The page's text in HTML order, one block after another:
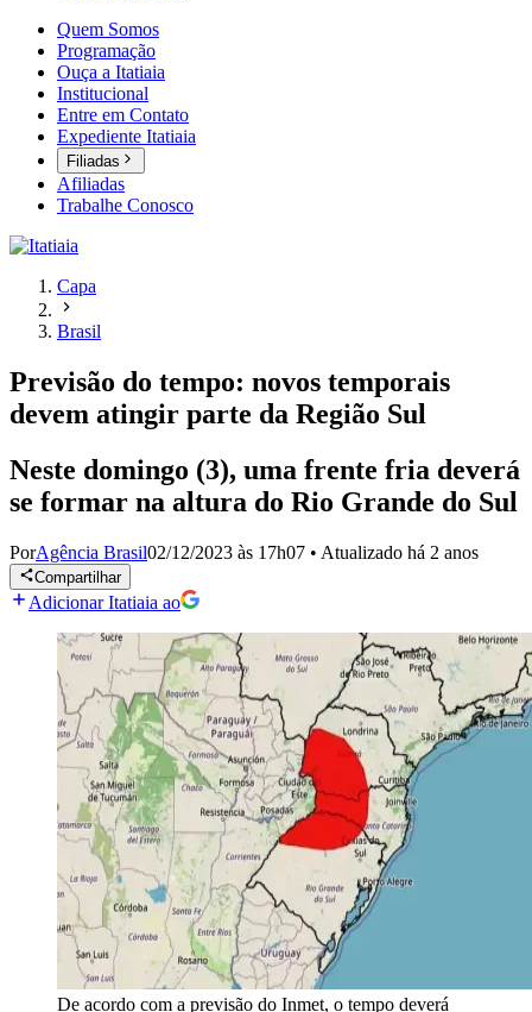
Quem Somos
Programação
Ouça a Itatiaia
Institucional
Entre em Contato
Expediente Itatiaia
Filiadas
Afiliadas
Trabalhe Conosco
Capa
Brasil
Previsão do tempo: novos temporais
devem atingir parte da Região Sul
Neste domingo (3), uma frente fria deverá
se formar na altura do Rio Grande do Sul
PorAgência Brasil02/12/2023 às 17h07 • Atualizado há 2 anos
Compartilhar
Adicionar Itatiaia ao
De acordo com a previsão do Inmet, o tempo deverá